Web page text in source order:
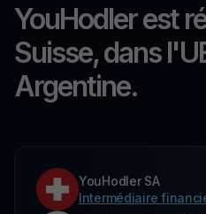
YouHodler est
Suisse, dans
Argentine.
YouHodler SA
Intermédiaire